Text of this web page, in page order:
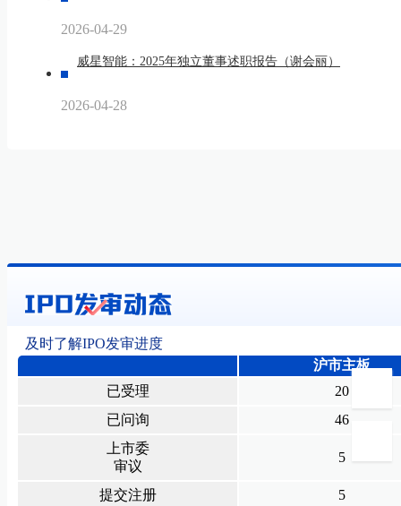
2026-04-29
威星智能：2025年独立董事述职报告（谢会丽）
2026-04-28
及时了解IPO发审进度
沪市主板
已受理
20
已问询
46
上市委
审议
5
提交注册 5